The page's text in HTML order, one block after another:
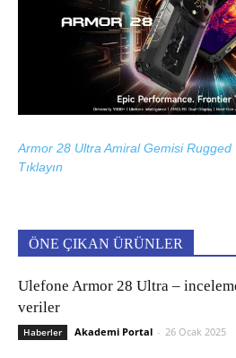
Armor 28 Ultra Amiral Gemisi
Tıklayın
ÖNE ÇIKAN ÜRÜNLER
Ulefone Armor 28 Ultra –
veriler
Haberler Akademi Portal - 26 Ocak 2025